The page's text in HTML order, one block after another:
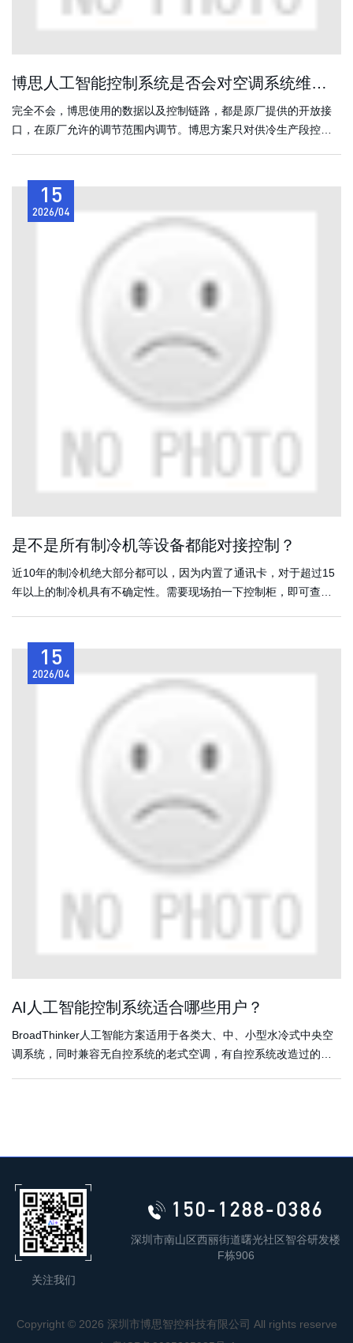
博思人工智能控制系统是否会对空调系统维保，系统安全运行产生不利？
完全不会，博思使用的数据以及控制链路，都是原厂提供的开放接
口，在原厂允许的调节范围内调节。博思方案只对供冷生产段控
是不是所有制冷机等设备都能对接控制？
近10年的制冷机绝大部分都可以，因为内置了通讯卡，对于超过15
年以上的制冷机具有不确定性。需要现场拍一下控制柜，即可查看
15
2026/04
AI人工智能控制系统适合哪些用户？
BroadThinker人工智能方案适用于各类大、中、小型水冷式中央空
调系统，同时兼容无自控系统的老式空调，有自控系统改造过的，
15
2026/04
150-1288-0386
深圳市南山区西丽街道曙光社区智谷研发楼
F栋906
关注我们
Copyright © 2026 深圳市博思智控科技有限公司 All rights reserve